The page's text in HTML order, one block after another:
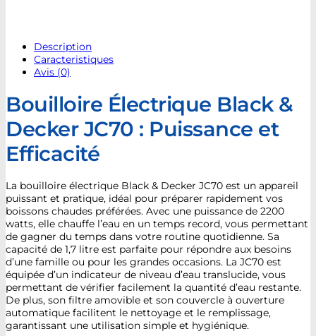
Description
Caracteristiques
Avis (0)
Bouilloire Électrique Black &
Decker JC70 : Puissance et
Efficacité
La bouilloire électrique Black & Decker JC70 est un appareil
puissant et pratique, idéal pour préparer rapidement vos
boissons chaudes préférées. Avec une puissance de 2200
watts, elle chauffe l’eau en un temps record, vous permettant
de gagner du temps dans votre routine quotidienne. Sa
capacité de 1,7 litre est parfaite pour répondre aux besoins
d’une famille ou pour les grandes occasions. La JC70 est
équipée d’un indicateur de niveau d’eau translucide, vous
permettant de vérifier facilement la quantité d’eau restante.
De plus, son filtre amovible et son couvercle à ouverture
automatique facilitent le nettoyage et le remplissage,
garantissant une utilisation simple et hygiénique.